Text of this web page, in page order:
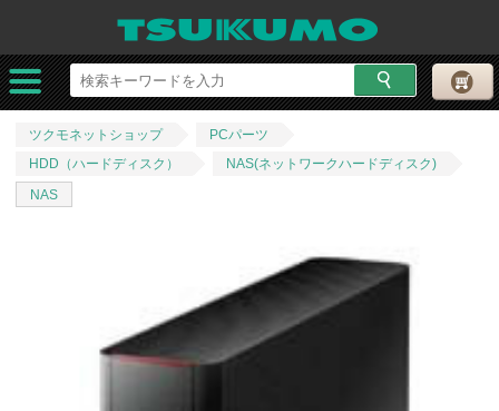
ツクモネットショップ
PCパーツ
HDD（ハードディスク）
NAS(ネットワークハードディスク)
NAS